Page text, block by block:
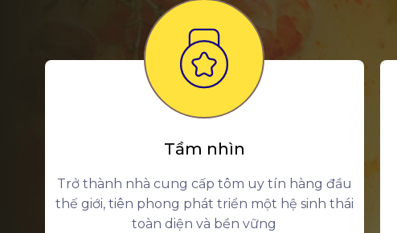
Tầm nhìn
Trở thành nhà cung cấp tôm uy tín hàng đầu
thế giới, tiên phong phát triển một hệ sinh thái
toàn diện và bền vững